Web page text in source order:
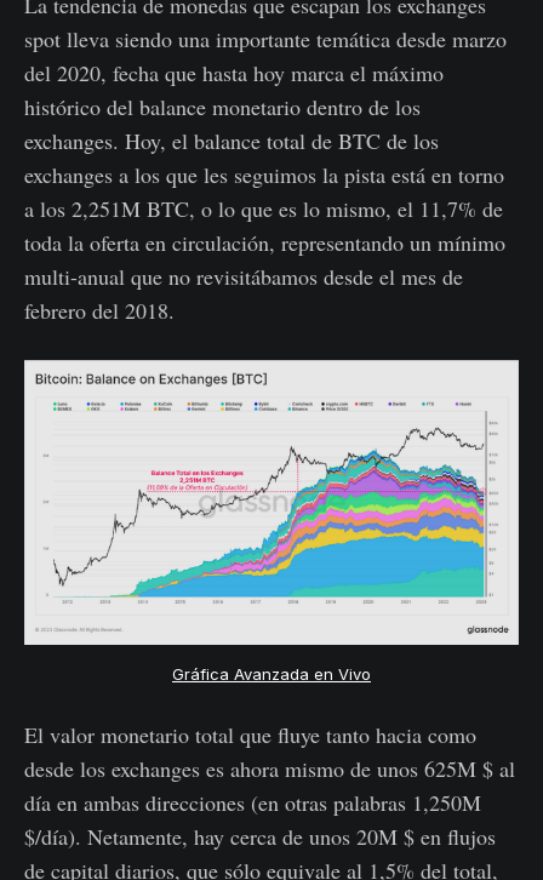
spot lleva siendo una importante temática desde marzo
del 2020, fecha que hasta hoy marca el máximo
histórico del balance monetario dentro de los
exchanges. Hoy, el balance total de BTC de los
exchanges a los que les seguimos la pista está en torno
a los 2,251M BTC, o lo que es lo mismo, el 11,7% de
toda la oferta en circulación, representando un mínimo
multi-anual que no revisitábamos desde el mes de
febrero del 2018.
Gráfica Avanzada en Vivo
El valor monetario total que fluye tanto hacia como
desde los exchanges es ahora mismo de unos 625M $ al
día en ambas direcciones (en otras palabras 1,250M
$/día). Netamente, hay cerca de unos 20M $ en flujos
de capital diarios, que sólo equivale al 1,5% del total,